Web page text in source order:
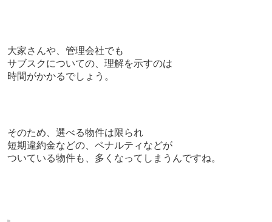
大家さんや、管理会社でも
サブスクについての、理解を示すのは
時間がかかるでしょう。
そのため、選べる物件は限られ
短期違約金などの、ペナルティなどが
ついている物件も、多くなってしまうんですね。